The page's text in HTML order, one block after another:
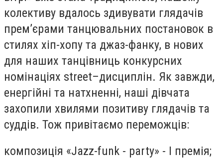
колективу вдалось здивувати глядачів
прем’єрами танцювальних постановок в
стилях хіп-хопу та джаз-фанку, в нових
для наших танцівниць конкурсних
номінаціях street–дисциплін. Як завжди,
енергійні та натхненні, наші дівчата
захопили хвилями позитиву глядачів та
суддів. Тож привітаємо переможців:
композиція «Jazz-funk - party» - І премія;